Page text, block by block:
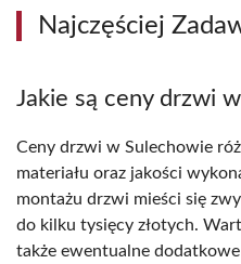
Najczęściej
Jakie są ceny drzwi
Ceny drzwi w Sulechowie
materiału oraz jakości
montażu drzwi mieści się
do kilku tysięcy złotych.
także ewentualne